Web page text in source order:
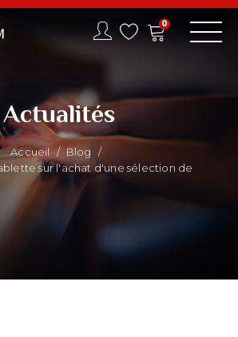
0
Actualités
Accueil / Blog
/
sur l'achat d'une sélection de